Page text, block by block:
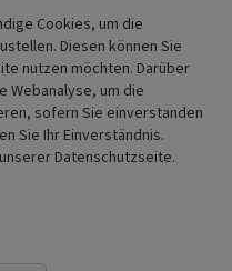
„Dicke Eiche“
zur „Dicken Eiche“
Dicken Eiche
Steinalben
Cookies, um die
Diesen können Sie
nutzen möchten. Darüber
Webanalyse, um die
sofern Sie einverstanden
Sie Ihr Einverständnis.
Datenschutzseite.